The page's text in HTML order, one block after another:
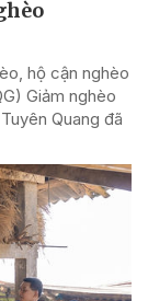
hộ cận nghèo
Giảm nghèo
Quang đã